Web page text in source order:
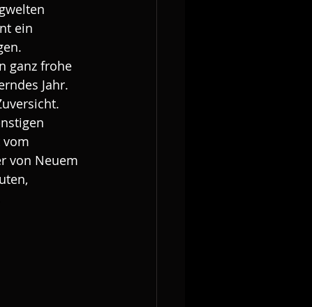
ein
ganz frohe
Jahr.
vom
von Neuem